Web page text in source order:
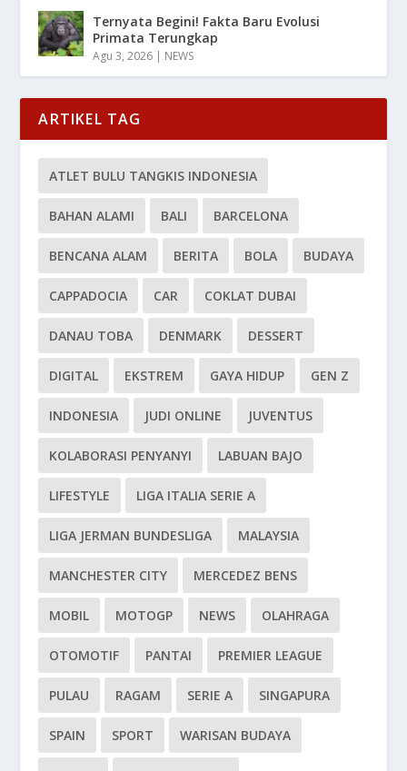
Ternyata Begini! Fakta Baru Evolusi
Primata Terungkap
Agu 3, 2026 | NEWS
ARTIKEL TAG
ATLET BULU TANGKIS INDONESIA
BAHAN ALAMI BALI BARCELONA
BENCANA ALAM BERITA BOLA BUDAYA
CAPPADOCIA CAR COKLAT DUBAI
DANAU TOBA DENMARK DESSERT
DIGITAL EKSTREM GAYA HIDUP GEN Z
INDONESIA JUDI ONLINE JUVENTUS
KOLABORASI PENYANYI LABUAN BAJO
LIFESTYLE LIGA ITALIA SERIE A
LIGA JERMAN BUNDESLIGA MALAYSIA
MANCHESTER CITY MERCEDEZ BENS
MOBIL MOTOGP NEWS OLAHRAGA
OTOMOTIF PANTAI PREMIER LEAGUE
PULAU RAGAM SERIE A SINGAPURA
SPAIN SPORT WARISAN BUDAYA